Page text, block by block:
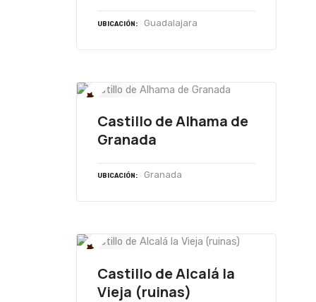
UBICACIÓN Guadalajara
Castillo de Alhama de
Granada
UBICACIÓN Granada
Castillo de Alcalá la
Vieja (ruinas)